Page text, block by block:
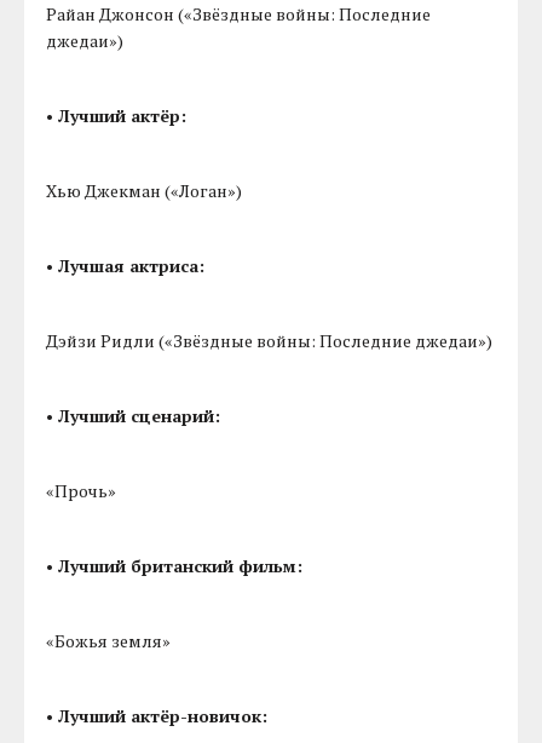
Райан Джонсон («Звёздные войны: Последние
джедаи»)
• Лучший актёр:
Хью Джекман («Логан»)
• Лучшая актриса:
Дэйзи Ридли («Звёздные войны: Последние джедаи»)
• Лучший сценарий:
«Прочь»
• Лучший британский фильм:
«Божья земля»
• Лучший актёр-новичок: